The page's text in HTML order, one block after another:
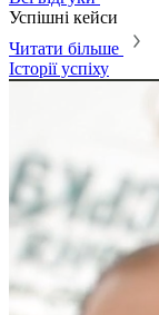
Успішні кейси
Читати більше
Історії успіху